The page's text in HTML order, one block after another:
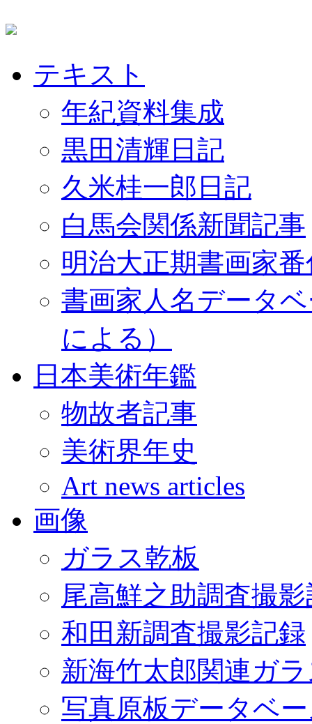
テキスト
年紀資料集成
黒田清輝日記
久米桂一郎日記
白馬会関係新聞記事
明治大正期書画家
書画家人名データ
による）
日本美術年鑑
物故者記事
美術界年史
Art news articles
画像
ガラス乾板
尾高鮮之助調査撮
和田新調査撮影記録
新海竹太郎関連ガ
写真原板データベ